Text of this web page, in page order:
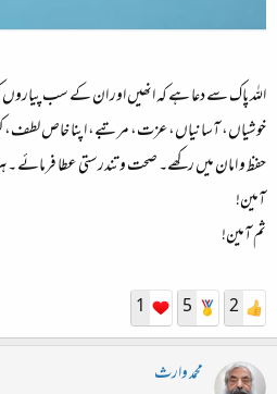
اللہ پاک سے دعا ہے کہ انھیں اور ان کے سب پیاروں
خوشیاں، آسانیاں، عزت، مرتبے، اپنا خاص لطف،
حفظ و امان میں رکھے۔ صحت و تندرستی عطا فرمائے
آمین!
ثم آمین!
2
5
1
محمد وارث